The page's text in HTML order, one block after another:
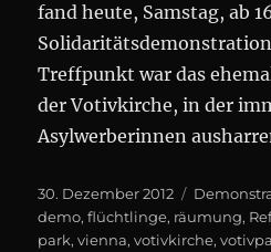
fand heute, Samstag, ab
Treffpunkt war das
der Votivkirche, in der
Asylwerberinnen
Posted
on
30. Dezember 2012 Categories
demo,flüchtlinge, räumung,
park,vienna,votivkirche,